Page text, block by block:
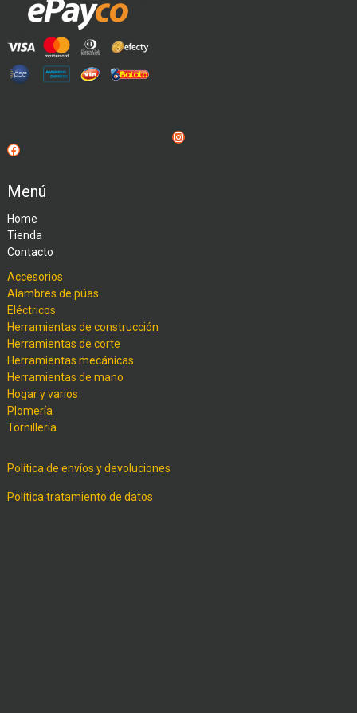
Instagram
Facebook
Menú
Home
Tienda
Contacto
Accesorios
Alambres de púas
Eléctricos
Herramientas de construcción
Herramientas de corte
Herramientas mecánicas
Herramientas de mano
Hogar y varios
Plomería
Tornillería
Política de envíos y devoluciones
Política tratamiento de datos